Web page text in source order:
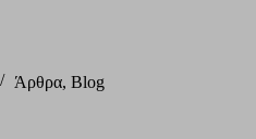
Άρθρα, Blog